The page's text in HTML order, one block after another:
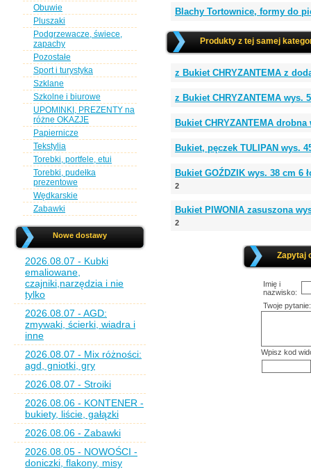
Obuwie
Pluszaki
Podgrzewacze, świece,
zapachy
Pozostałe
Sport i turystyka
Szklane
Szkolne i biurowe
UPOMINKI, PREZENTY na
różne OKAZJE
Papiernicze
Tekstylia
Torebki, portfele, etui
Torebki, pudełka
prezentowe
Wędkarskie
Zabawki
Nowe dostawy
2026.08.07 - Kubki
emaliowane,
czajniki,narzędzia i nie
tylko
2026.08.07 - AGD:
zmywaki, ścierki, wiadra i
inne
2026.08.07 - Mix różności:
agd, gniotki, gry
2026.08.07 - Stroiki
2026.08.06 - KONTENER -
bukiety, liście, gałązki
2026.08.06 - Zabawki
2026.08.05 - NOWOŚCI -
doniczki, flakony, misy
Blachy Tortownice, formy do
Produkty z tej samej
z Bukiet CHRYZANTEMA z
z Bukiet CHRYZANTEMA wys.
Bukiet CHRYZANTEMA
Bukiet, pęczek TULIPAN wys.
Bukiet GOŹDZIK wys. 38 cm 6
2
Bukiet PIWONIA zasuszona
2
Zapytaj
Imię i
nazwisko:
Twoje pytanie:
Wpisz kod